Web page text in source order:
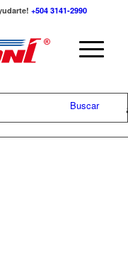
+504 3141-2990
Buscar